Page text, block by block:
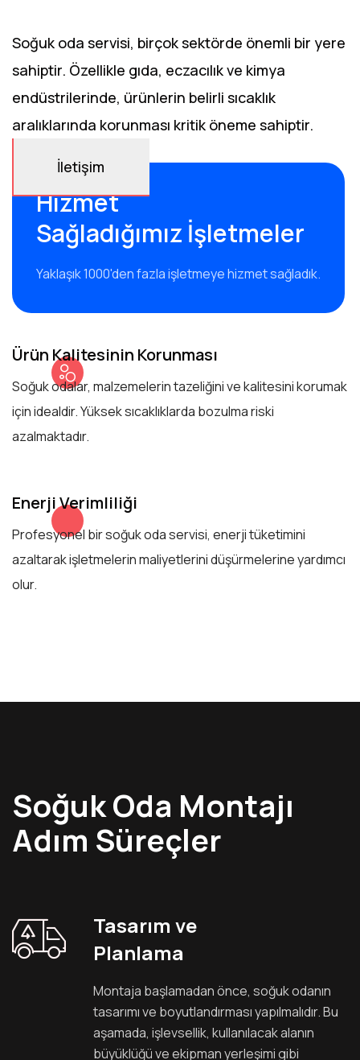
Soğuk oda servisi, birçok sektörde önemli bir yere
sahiptir. Özellikle gıda, eczacılık ve kimya
endüstrilerinde, ürünlerin belirli sıcaklık
aralıklarında korunması kritik öneme sahiptir.
İletişim
Hizmet
Sağladığımız İşletmeler
Yaklaşık 1000'den fazla işletmeye hizmet sağladık.
Ürün Kalitesinin Korunması
Soğuk odalar, malzemelerin tazeliğini ve kalitesini korumak
için idealdir. Yüksek sıcaklıklarda bozulma riski
azalmaktadır.
Enerji Verimliliği
Profesyonel bir soğuk oda servisi, enerji tüketimini
azaltarak işletmelerin maliyetlerini düşürmelerine yardımcı
olur.
Soğuk Oda Montajı
Adım Süreçler
Tasarım ve
Planlama
Montaja başlamadan önce, soğuk odanın
tasarımı ve boyutlandırması yapılmalıdır. Bu
aşamada, işlevsellik, kullanılacak alanın
büyüklüğü ve ekipman yerleşimi gibi